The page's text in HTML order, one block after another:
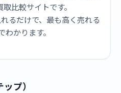
比較サイトです。
るだけで、最も高く売れる
わかります。
プ）